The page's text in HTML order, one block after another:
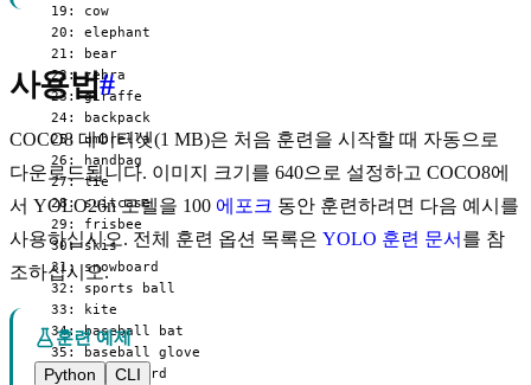
  19: cow
  20: elephant
  21: bear
  22: zebra
  23: giraffe
  24: backpack
  25: umbrella
  26: handbag
  27: tie
  28: suitcase
  29: frisbee
  30: skis
  31: snowboard
  32: sports ball
  33: kite
  34: baseball bat
  35: baseball glove
  36: skateboard
사용법#
COCO8 데이터셋(1 MB)은 처음 훈련을 시작할 때 자동으로
다운로드됩니다. 이미지 크기를 640으로 설정하고 COCO8에
서 YOLO26n 모델을 100 에포크 동안 훈련하려면 다음 예시를
사용하십시오. 전체 훈련 옵션 목록은 YOLO 훈련 문서 를 참
조하십시오.
훈련 예제
Python
CLI